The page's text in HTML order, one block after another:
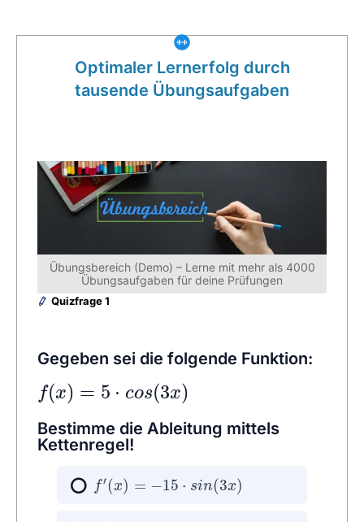
Optimaler Lernerfolg durch
tausende Übungsaufgaben
Übungsbereich (Demo) – Lerne mit mehr als 4000
Übungsaufgaben für deine Prüfungen
Quizfrage 1